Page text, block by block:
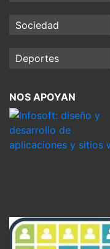
Sociedad
Deportes
NOS APOYAN